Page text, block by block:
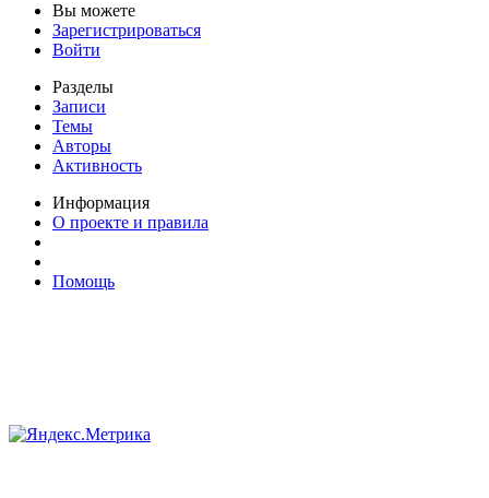
Вы можете
Зарегистрироваться
Войти
Разделы
Записи
Темы
Авторы
Активность
Информация
О проекте и правила
Помощь